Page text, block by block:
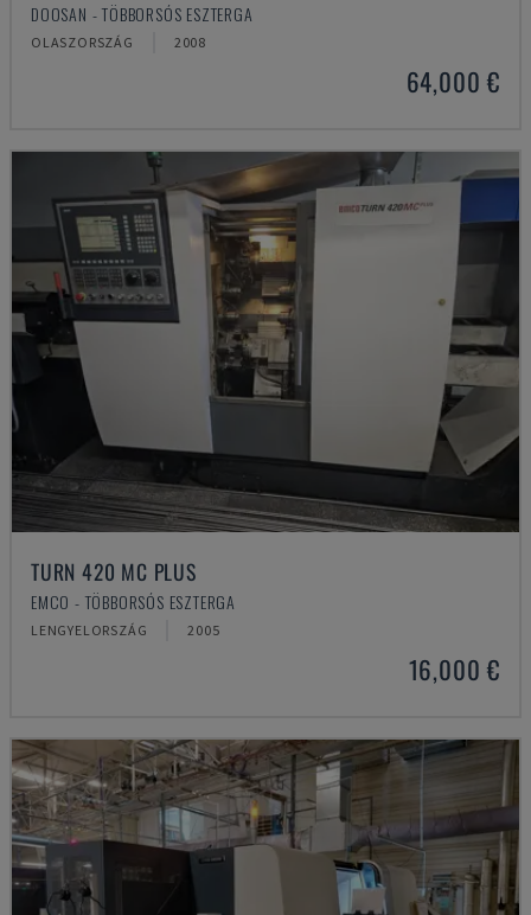
DOOSAN - TÖBBORSÓS ESZTERGA
OLASZORSZÁG 2008
64,000 €
TURN 420 MC PLUS
EMCO - TÖBBORSÓS ESZTERGA
LENGYELORSZÁG 2005
16,000 €